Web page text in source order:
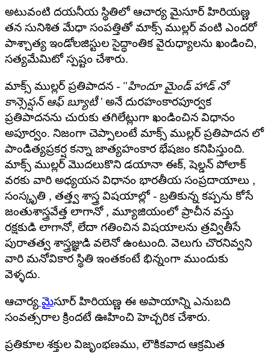
అటువంటి దయనీయ స్థితిలో ఆచార్య మైసూర్ హిరియణ్ణ
తన సునిశిత మేధా సంపత్తితో మాక్స్ ముల్లర్ వంటి ఎందరో
పాశ్చాత్య ఇండోలజిస్టుల సైద్ధాంతిక వైరుధ్యాలను ఖండించి,
సత్యమేమిటో స్పష్టం చేశారు.
మాక్స్ ముల్లర్ ప్రతిపాదన - "హిందూ మైండ్ హాడ్ నో
కాన్సెప్షన్ ఆఫ్ బ్యూటీ' అనే దురహంకారపూర్వక
ప్రతిపాదనను చురుకు తగిలేట్లుగా ఖండించిన విధానం
అపూర్వం. నిజంగా చెప్పాలంటే మాక్స్ ముల్లర్ ప్రతిపాదన లో
పాండిత్యప్రకర్ష కన్నా జాత్యహంకార భేషజం కనిపిస్తుంది.
మాక్స్ ముల్లర్ మొదలుకొని డయానా ఈక్, షెల్డన్ పోలాక్
వరకు వారి అధ్యయన విధానం భారతీయ సంప్రదాయాలు ,
సంస్కృతి , తత్త్వ శాస్త్ర విషయాల్లో - బ్రతికున్న కప్పను కోసే
జంతుశాస్త్రవేత్త లాగానో , మ్యూజియంలో ప్రాచీన వస్తు
రక్షకుడి లాగానో, లేదా గతించిన విషయాలను త్రవ్వితీసే
పురాతత్వ శాస్త్రజ్ఞుడి వలెనో ఉంటుంది. వెలుగు చొరనివ్వని
వారి మనోవికార స్థితి ఇంతకంటే భిన్నంగా ముందుకు
వెళ్ళదు.
ఆచార్య మైసూర్ హిరియణ్ణ ఈ అపాయాన్ని ఎనుబది
సంవత్సరాల క్రిందటే ఊహించి హెచ్చరిక చేశారు.
ప్రతికూల శక్తుల విజృంభణము, లౌకికవాద ఆక్రమిత